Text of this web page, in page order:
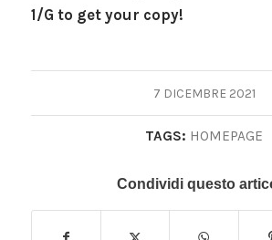
1/G to get your copy!
7 DICEMBRE 2021
TAGS: HOMEPAGE
Condividi questo